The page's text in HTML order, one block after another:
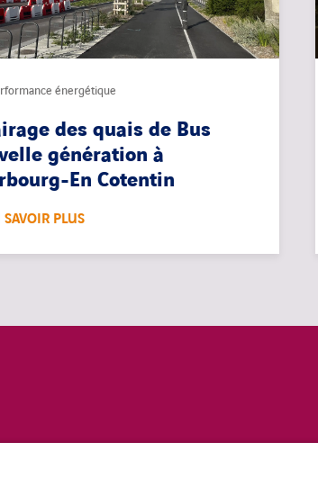
énergétique
des quais de Bus
génération à
En Cotentin
SAVOIR PLUS